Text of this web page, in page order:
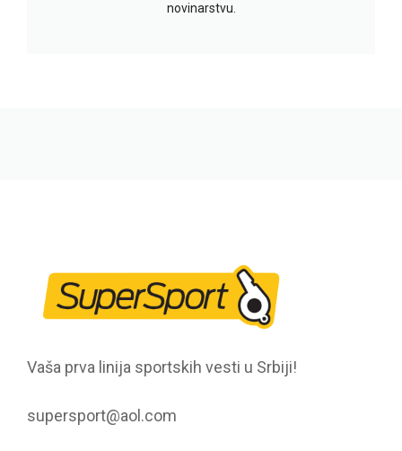
novinarstvu.
Vaša prva linija sportskih vesti u Srbiji!
supersport@aol.com